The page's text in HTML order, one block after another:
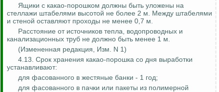
Ящики с какао-порошком должны быть уложены на
стеллажи штабелями высотой не более 2 м. Между штабелями
и стеной оставляют проходы не менее 0,7 м.
Расстояние от источников тепла, водопроводных и
канализационных труб не должно быть менее 1 м.
(Измененная редакция, Изм. N 1)
4.13. Срок хранения какао-порошка со дня выработки
устанавливают:
для фасованного в жестяные банки - 1 год;
для фасованного в пачки или пакеты из полимерной